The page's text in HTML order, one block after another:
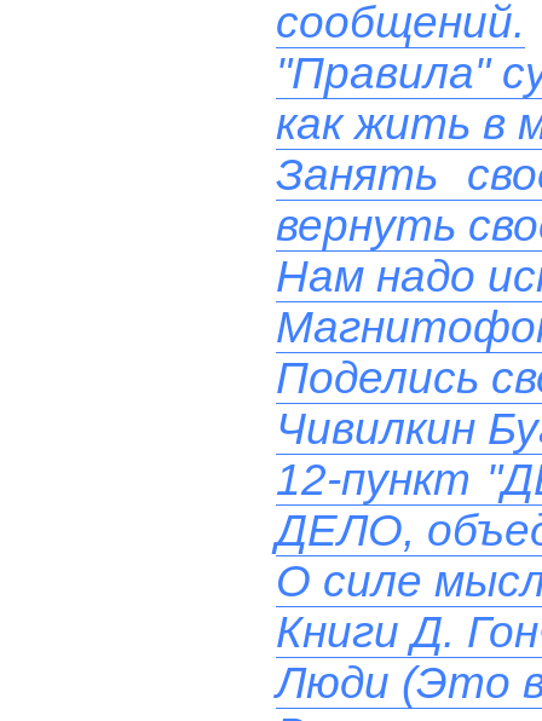
сообщений.
"Правила"
как жить в
Занять
вернуть
Нам надо
Поделись
Чивилкин
12-пункт
ДЕЛО,
О силе
Книги Д.
Люди (Это